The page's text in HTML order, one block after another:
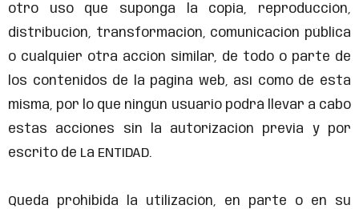
otro uso que suponga la copia, reproducción,
distribución, transformación, comunicación pública
o cualquier otra acción similar, de todo o parte de
los contenidos de la página web, así como de ésta
misma, por lo que ningún usuario podrá llevar a cabo
estas acciones sin la autorización previa y por
escrito de La ENTIDAD.
Queda prohibida la utilización, en parte o en su